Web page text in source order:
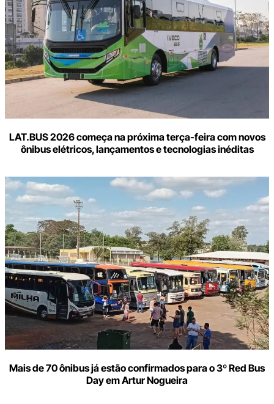
LAT.BUS 2026 começa na próxima terça-feira com novos
ônibus elétricos, lançamentos e tecnologias inéditas
Mais de 70 ônibus já estão confirmados para o 3º Red Bus
Day em Artur Nogueira